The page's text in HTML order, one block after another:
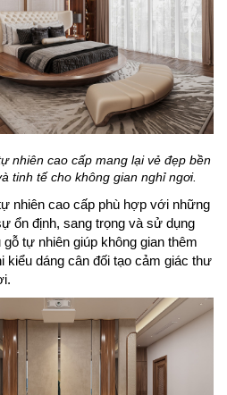
nhiên cao cấp mang lại vẻ đẹp bền
tinh tế cho không gian nghỉ ngơi.
nhiên cao cấp phù hợp với những
ổn định, sang trọng và sử dụng
gỗ tự nhiên giúp không gian thêm
kiểu dáng cân đối tạo cảm giác thư